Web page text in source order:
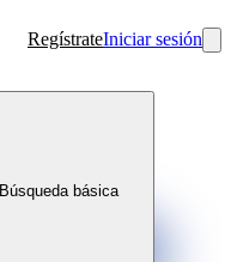
RegístrateIniciar sesión
Búsqueda básica